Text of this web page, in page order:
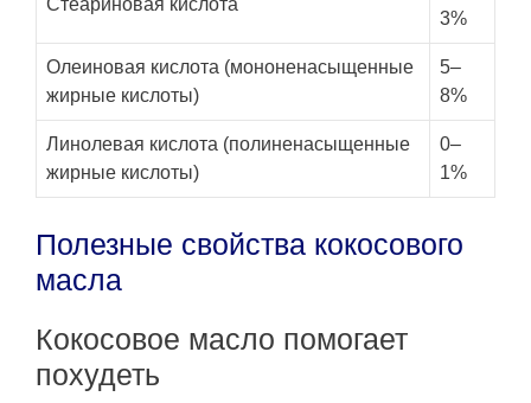
3%
Олеиновая кислота (мононенасыщенные
жирные кислоты)
5–
8%
Линолевая кислота (полиненасыщенные
жирные кислоты)
0–
1%
Полезные свойства кокосового
масла
Кокосовое масло помогает
похудеть